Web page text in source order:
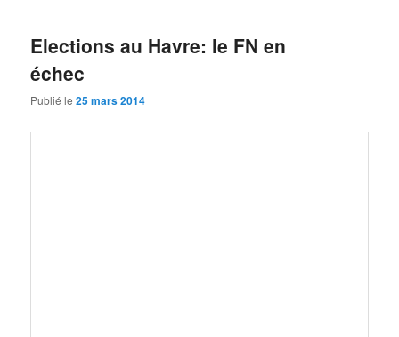
Elections au Havre: le FN en
échec
Publié le25 mars 2014